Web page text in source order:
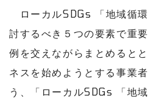
ローカルSDGs 「地域循
討するべき５つの要素で重
例を交えながらまとめると
ネスを始めようとする事業
う、「ローカルSDGs 「地